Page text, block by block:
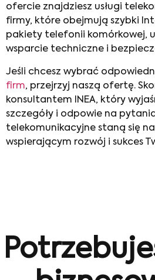
ofercie znajdziesz usługi
firmy, które obejmują szybki
pakiety telefonii komórkowej,
wsparcie techniczne i
Jeśli chcesz wybrać
firm, przejrzyj naszą ofertę.
konsultantem INEA, który
szczegóły i odpowie na
telekomunikacyjne staną się
wspierającym rozwój i sukces